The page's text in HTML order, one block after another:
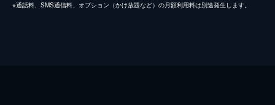
※通話料、SMS通信料、オプション（かけ放題など）の月額利用料は別途発生します。